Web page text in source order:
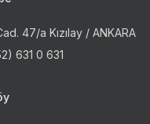
47/a Kızılay / ANKARA
631 0 631